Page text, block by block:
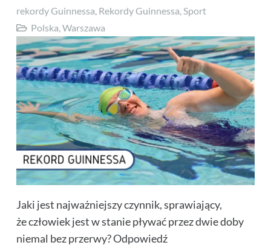
rekordy Guinnessa, Rekordy Guinnessa,Sport
Polska,Warszawa
Jaki jest najważniejszy czynnik, sprawiający,
że człowiek jest w stanie pływać przez dwie doby
niemal bez przerwy? Odpowiedź